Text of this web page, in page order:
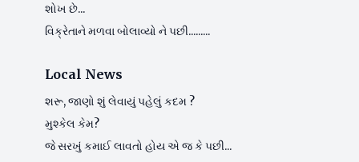
શોખ છે...
વિક્રેતાને મળવા બોલાવ્યો ને પછી.........
Local News
શરૂ, જાણો શું લેવાયું પહેલું કદમ ?
મુશ્કેલ કેમ?
જે સરખું કમાઈ લાવતો હોય એ જ કે પછી...